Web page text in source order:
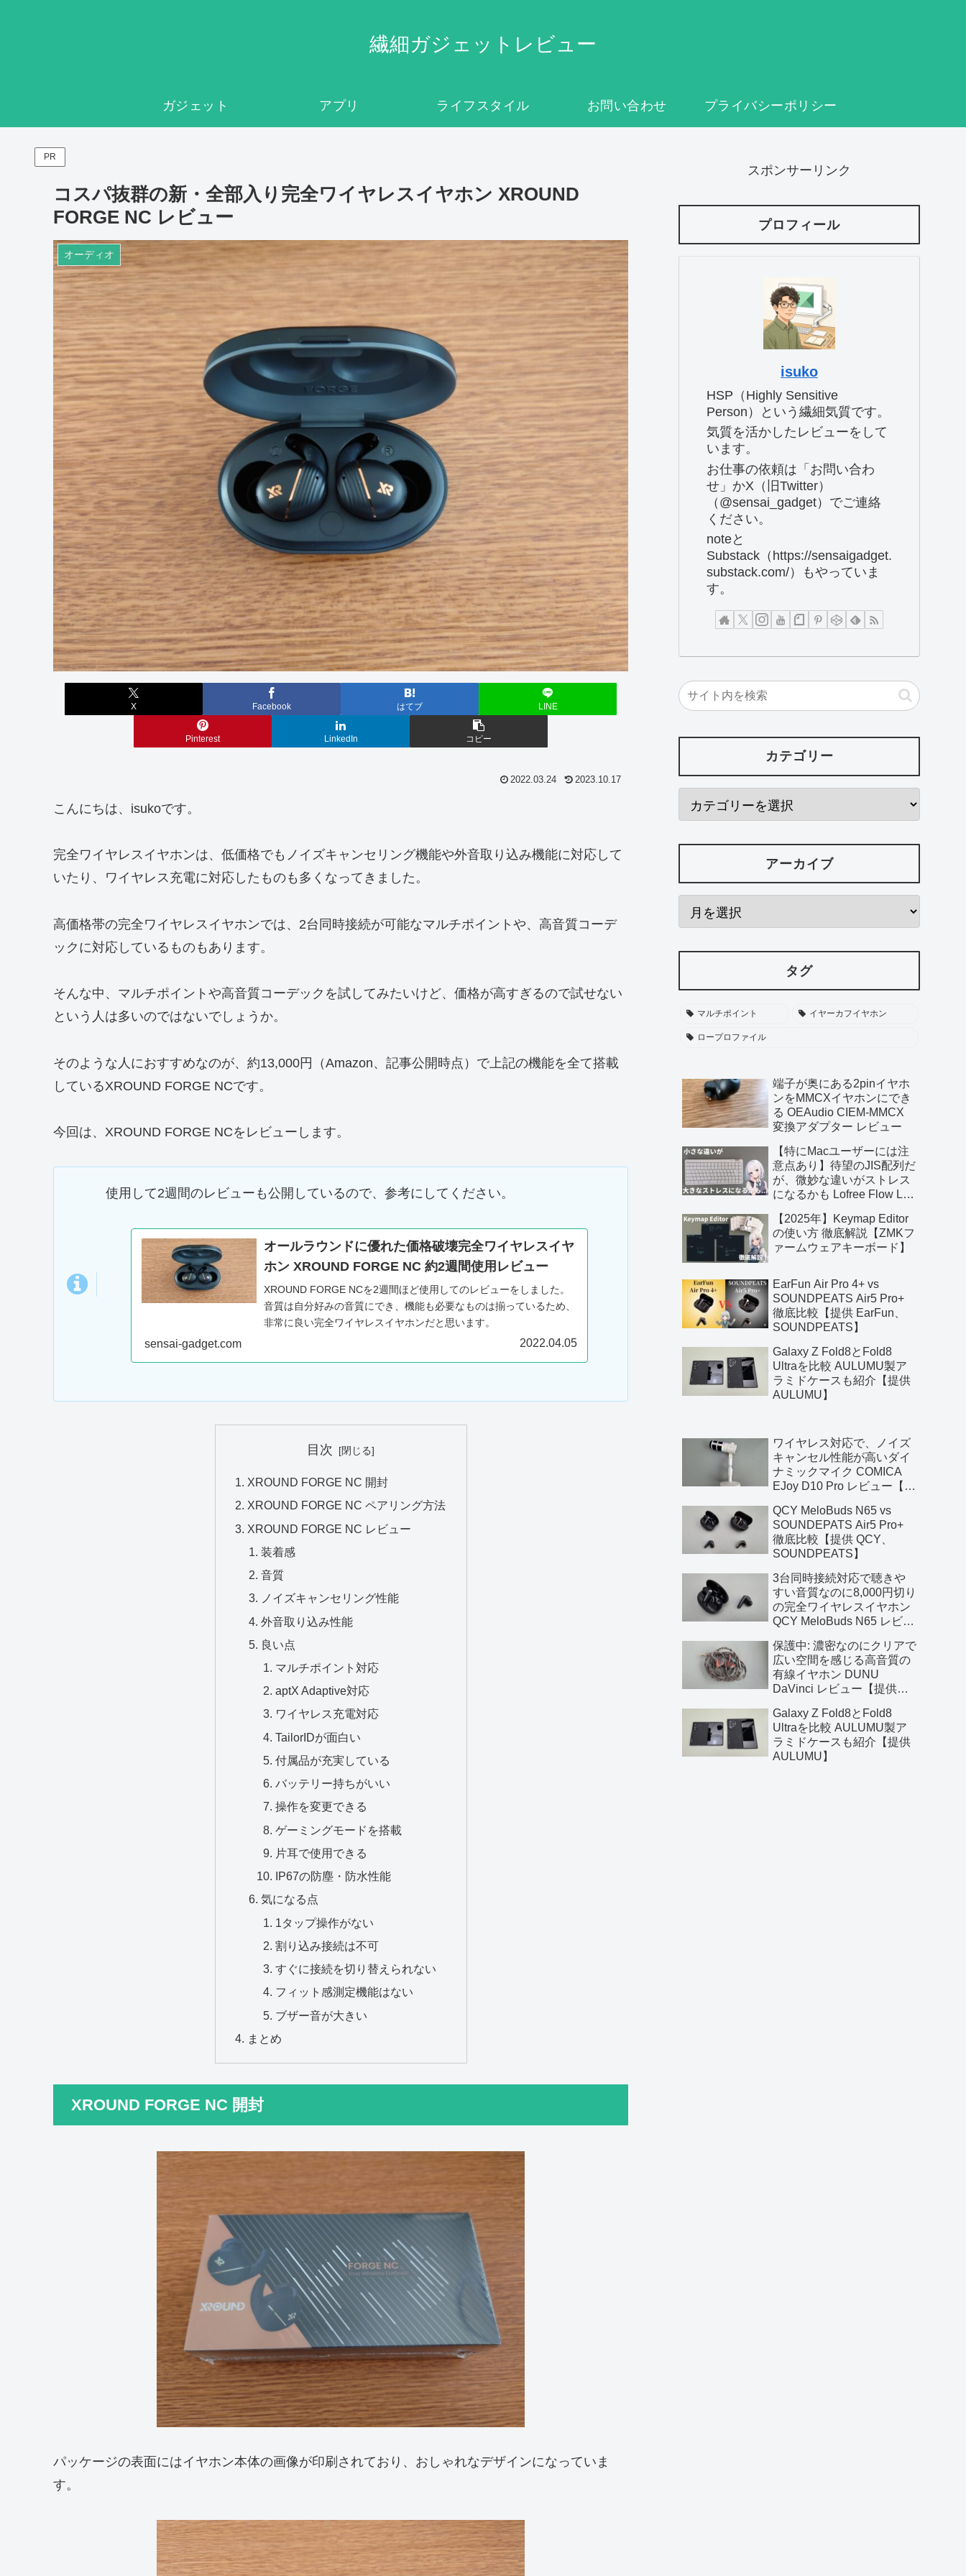
繊細ガジェットレビュー
ガジェット アプリ ライフスタイル お問い合わせ プライバシーポリシー
PR
コスパ抜群の新・全部入り完全ワイヤレスイヤホン XROUND
FORGE NC レビュー
オーディオ
X Facebook はてブ LINE
Pinterest LinkedIn コピー
2022.03.24 2023.10.17
こんにちは、isukoです。
完全ワイヤレスイヤホンは、低価格でもノイズキャンセリング機能や外音取り込み機能に対応して
いたり、ワイヤレス充電に対応したものも多くなってきました。
高価格帯の完全ワイヤレスイヤホンでは、2台同時接続が可能なマルチポイントや、高音質コーデ
ックに対応しているものもあります。
そんな中、マルチポイントや高音質コーデックを試してみたいけど、価格が高すぎるので試せない
という人は多いのではないでしょうか。
そのような人におすすめなのが、約13,000円（Amazon、記事公開時点）で上記の機能を全て搭載
しているXROUND FORGE NCです。
今回は、XROUND FORGE NCをレビューします。
使用して2週間のレビューも公開しているので、参考にしてください。
オールラウンドに優れた価格破壊完全ワイヤレスイヤ
ホン XROUND FORGE NC 約2週間使用レビュー
XROUND FORGE NCを2週間ほど使用してのレビューをしました。
音質は自分好みの音質にでき、機能も必要なものは揃っているため、
非常に良い完全ワイヤレスイヤホンだと思います。
sensai-gadget.com 2022.04.05
目次
XROUND FORGE NC 開封
XROUND FORGE NC ペアリング方法
XROUND FORGE NC レビュー
装着感
音質
ノイズキャンセリング性能
外音取り込み性能
良い点
マルチポイント対応
aptX Adaptive対応
ワイヤレス充電対応
TailorIDが面白い
付属品が充実している
バッテリー持ちがいい
操作を変更できる
ゲーミングモードを搭載
片耳で使用できる
IP67の防塵・防水性能
気になる点
1タップ操作がない
割り込み接続は不可
すぐに接続を切り替えられない
フィット感測定機能はない
ブザー音が大きい
まとめ
XROUND FORGE NC 開封
パッケージの表面にはイヤホン本体の画像が印刷されており、おしゃれなデザインになっていま
す。
スポンサーリンク
プロフィール
isuko
HSP（Highly Sensitive
Person）という繊細気質です。
気質を活かしたレビューをして
います。
お仕事の依頼は「お問い合わ
せ」かX（旧Twitter）
（@sensai_gadget）でご連絡
ください。
noteと
Substack（https://sensaigadget.
substack.com/）もやっていま
す。
カテゴリー
アーカイブ
タグ
マルチポイント イヤーカフイヤホン
ロープロファイル
端子が奥にある2pinイヤホ
ンをMMCXイヤホンにでき
る OEAudio CIEM-MMCX
変換アダプター レビュー
【特にMacユーザーには注
意点あり】待望のJIS配列だ
が、微妙な違いがストレス
になるかも Lofree Flow Lite
同会社】
【2025年】Keymap Editor
の使い方 徹底解説【ZMKフ
ァームウェアキーボード】
EarFun Air Pro 4+ vs
SOUNDPEATS Air5 Pro+
徹底比較【提供 EarFun、
SOUNDPEATS】
Galaxy Z Fold8とFold8
Ultraを比較 AULUMU製ア
ラミドケースも紹介【提供
AULUMU】
ワイヤレス対応で、ノイズ
キャンセル性能が高いダイ
ナミックマイク COMICA
EJoy D10 Pro レビュー【提
QCY MeloBuds N65 vs
SOUNDEPATS Air5 Pro+
徹底比較【提供 QCY、
SOUNDPEATS】
3台同時接続対応で聴きや
すい音質なのに8,000円切り
の完全ワイヤレスイヤホン
QCY MeloBuds N65 レビュ
保護中: 濃密なのにクリアで
広い空間を感じる高音質の
有線イヤホン DUNU
DaVinci レビュー【提供
Galaxy Z Fold8とFold8
Ultraを比較 AULUMU製ア
ラミドケースも紹介【提供
AULUMU】